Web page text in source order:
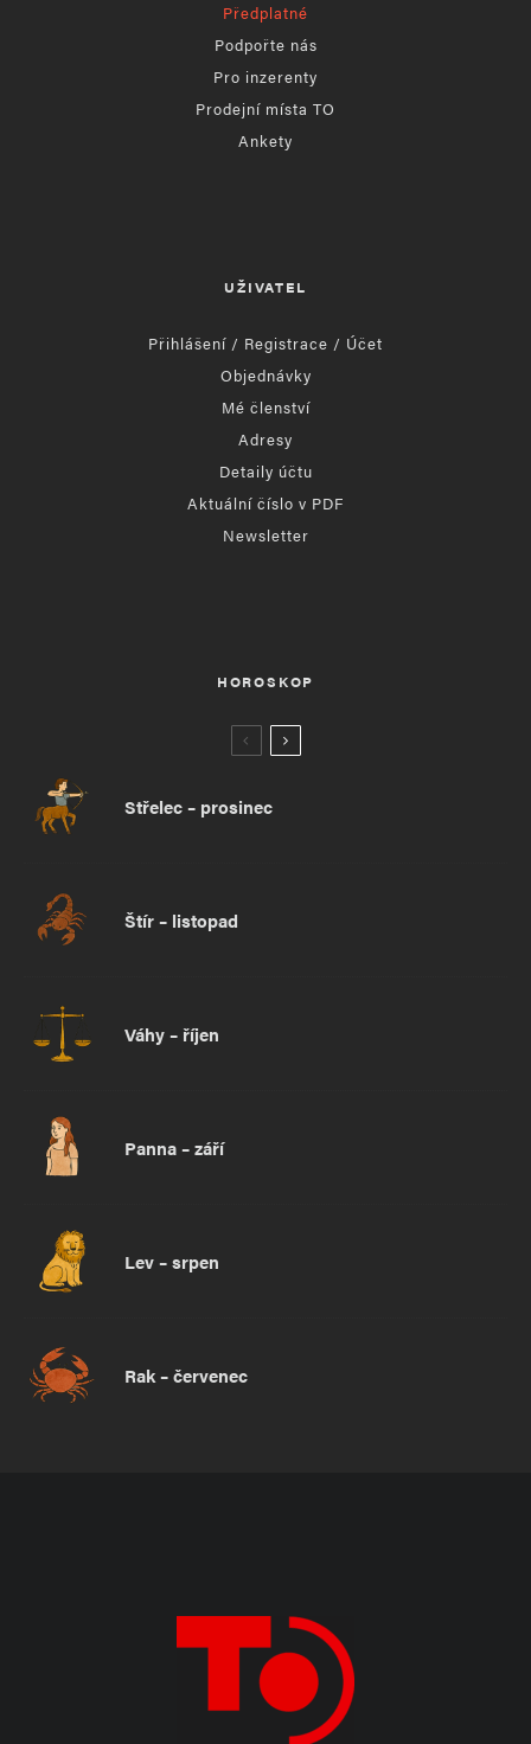
Předplatné
Podpořte nás
Pro inzerenty
Prodejní místa TO
Ankety
UŽIVATEL
Přihlášení / Registrace / Účet
Objednávky
Mé členství
Adresy
Detaily účtu
Aktuální číslo v PDF
Newsletter
HOROSKOP
Střelec – prosinec
Štír – listopad
Váhy – říjen
Panna – září
Lev – srpen
Rak – červenec